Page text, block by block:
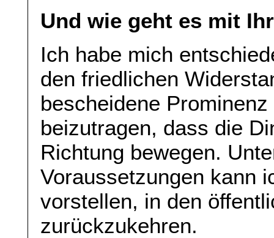
Und wie geht es mit
Ich habe mich
den friedlichen
bescheidene
beizutragen, dass die
Richtung bewegen.
Voraussetzungen kann
vorstellen, in den
zurückzukehren.